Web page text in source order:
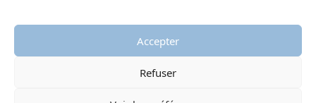
Accepter
Refuser
© 2026 Musée protestant